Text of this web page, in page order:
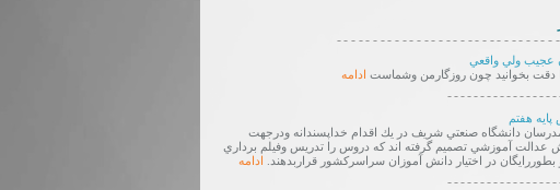
عجيب ولي واقعي
دقت بخوانيد چون روزگارمن وشماست ادامه
پایه هفتم
دانشگاه صنعتي شريف در يك اقدام خداپسندانه ودرجهت
عدالت آموزشي تصميم گرفته اند كه دروس را تدريس وفيلم برداري
بطوررايگان در اختيار دانش آموزان سراسركشور قراربدهند.
ادامه